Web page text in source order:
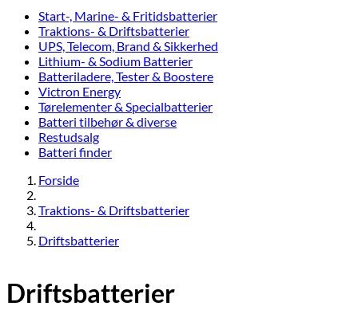
Start-, Marine- & Fritidsbatterier
Traktions- & Driftsbatterier
UPS, Telecom, Brand & Sikkerhed
Lithium- & Sodium Batterier
Batteriladere, Tester & Boostere
Victron Energy
Tørelementer & Specialbatterier
Batteri tilbehør & diverse
Restudsalg
Batteri finder
Forside
Traktions- & Driftsbatterier
Driftsbatterier
Driftsbatterier